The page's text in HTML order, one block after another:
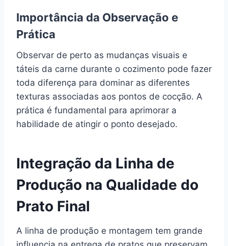
Importância da Observação e
Prática
Observar de perto as mudanças visuais e
táteis da carne durante o cozimento pode fazer
toda diferença para dominar as diferentes
texturas associadas aos pontos de cocção. A
prática é fundamental para aprimorar a
habilidade de atingir o ponto desejado.
Integração da Linha de
Produção na Qualidade do
Prato Final
A linha de produção e montagem tem grande